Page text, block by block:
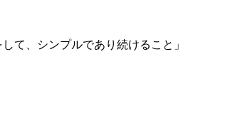
て、シンプルであり続けること」